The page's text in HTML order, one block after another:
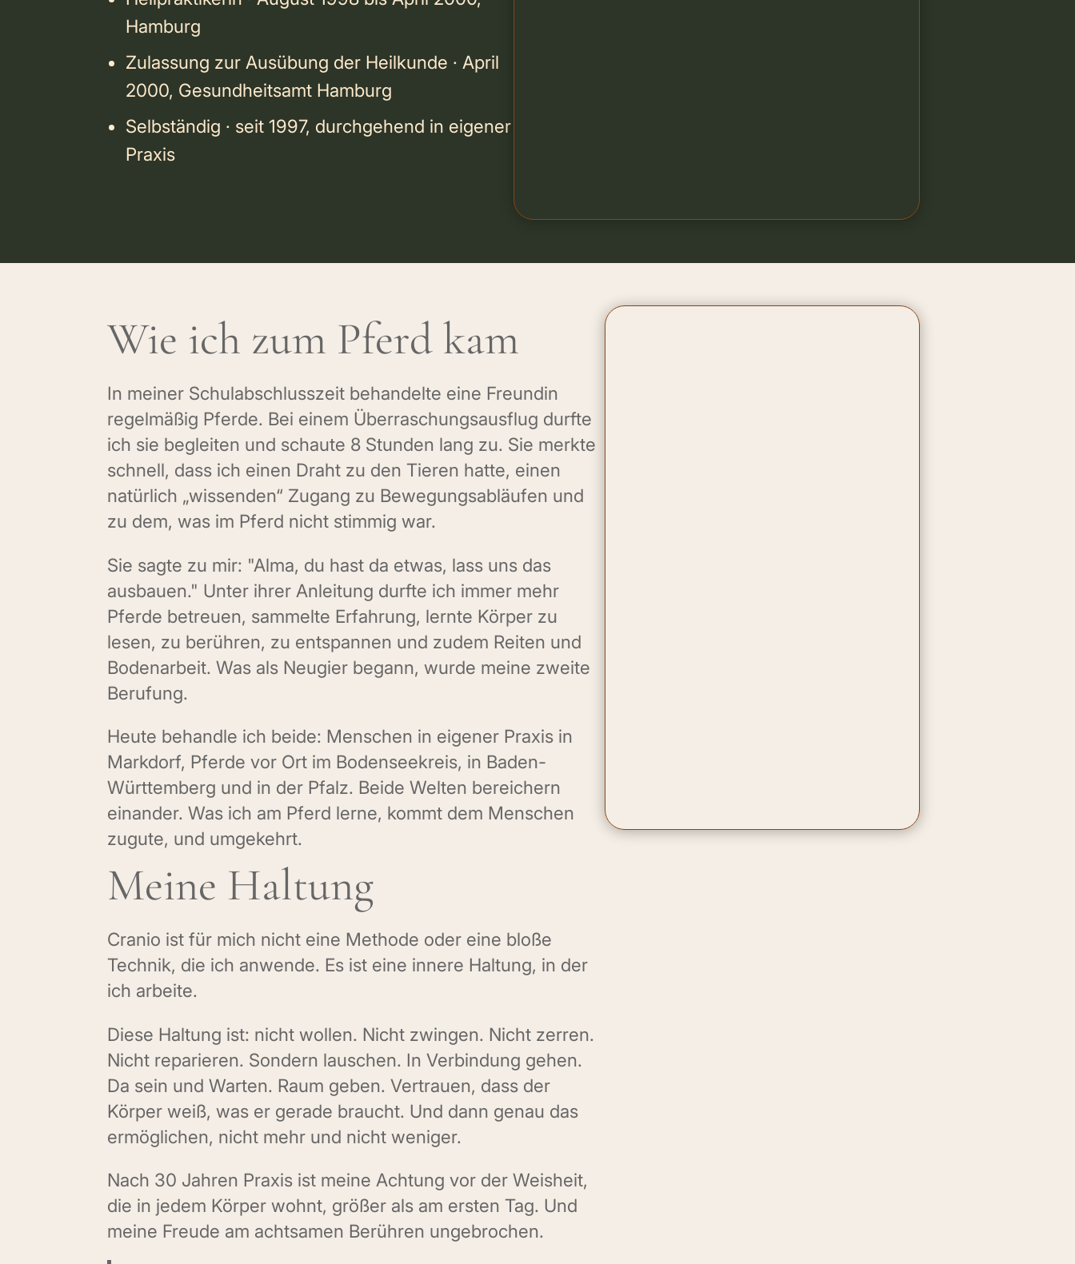
Hamburg
Zulassung zur Ausübung der Heilkunde · April
2000, Gesundheitsamt Hamburg
Selbständig · seit 1997, durchgehend in eigener
Praxis
Wie ich zum Pferd kam
In meiner Schulabschlusszeit behandelte eine Freundin
regelmäßig Pferde. Bei einem Überraschungsausflug durfte
ich sie begleiten und schaute 8 Stunden lang zu. Sie merkte
schnell, dass ich einen Draht zu den Tieren hatte, einen
natürlich „wissenden“ Zugang zu Bewegungsabläufen und
zu dem, was im Pferd nicht stimmig war.
Sie sagte zu mir: "Alma, du hast da etwas, lass uns das
ausbauen." Unter ihrer Anleitung durfte ich immer mehr
Pferde betreuen, sammelte Erfahrung, lernte Körper zu
lesen, zu berühren, zu entspannen und zudem Reiten und
Bodenarbeit. Was als Neugier begann, wurde meine zweite
Berufung.
Heute behandle ich beide: Menschen in eigener Praxis in
Markdorf, Pferde vor Ort im Bodenseekreis, in Baden-
Württemberg und in der Pfalz. Beide Welten bereichern
einander. Was ich am Pferd lerne, kommt dem Menschen
zugute, und umgekehrt.
Meine Haltung
Cranio ist für mich nicht eine Methode oder eine bloße
Technik, die ich anwende. Es ist eine innere Haltung, in der
ich arbeite.
Diese Haltung ist: nicht wollen. Nicht zwingen. Nicht zerren.
Nicht reparieren. Sondern lauschen. In Verbindung gehen.
Da sein und Warten. Raum geben. Vertrauen, dass der
Körper weiß, was er gerade braucht. Und dann genau das
ermöglichen, nicht mehr und nicht weniger.
Nach 30 Jahren Praxis ist meine Achtung vor der Weisheit,
die in jedem Körper wohnt, größer als am ersten Tag. Und
meine Freude am achtsamen Berühren ungebrochen.